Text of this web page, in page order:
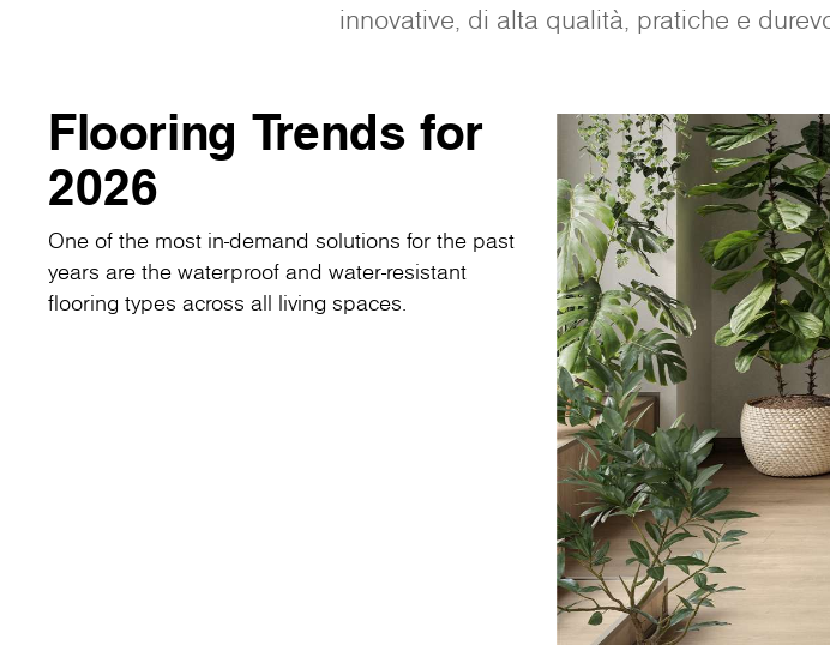
innovative, di alta qualità, pratiche e
Flooring Trends for
2026
One of the most in-demand solutions for the past
years are the waterproof and water-resistant
flooring types across all living spaces.